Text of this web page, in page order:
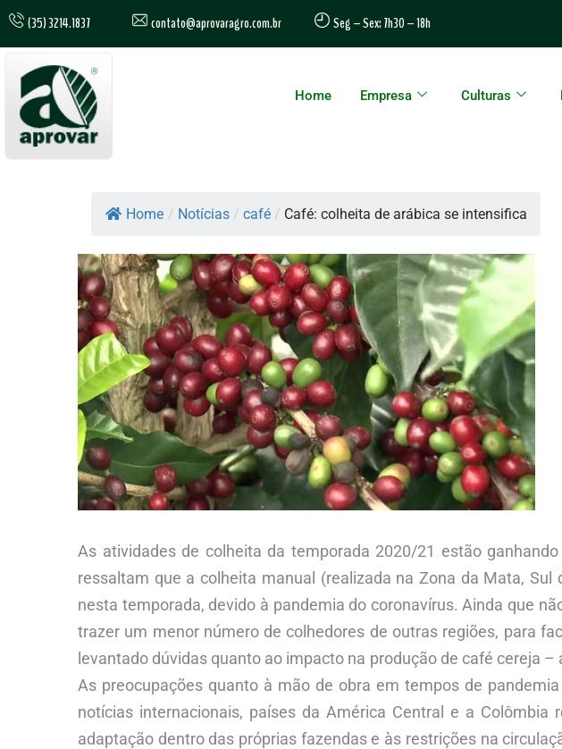
(35) 3214.1837 contato@aprovaragro.com.br Seg – Sex: 7h30 – 18h
Home Empresa Culturas
Home / Notícias / café / Café: colheita de arábica se intensifica
As atividades de colheita da temporada 2020/21 estão
ressaltam que a colheita manual (realizada na Zona da Mata,
nesta temporada, devido à pandemia do coronavírus. Ainda que
trazer um menor número de colhedores de outras regiões, para
levantado dúvidas quanto ao impacto na produção de café cereja
As preocupações quanto à mão de obra em tempos de
notícias internacionais, países da América Central e a
adaptação dentro das próprias fazendas e às restrições na